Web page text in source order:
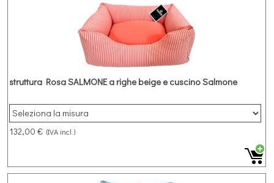
struttura Rosa SALMONE a righe beige e cuscino Salmone
132,00 € (IVA incl.)